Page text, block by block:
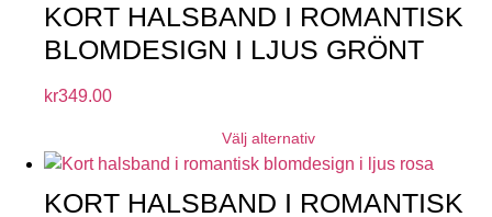
KORT HALSBAND I ROMANTISK
BLOMDESIGN I LJUS GRÖNT
kr349.00
Välj alternativ
KORT HALSBAND I ROMANTISK